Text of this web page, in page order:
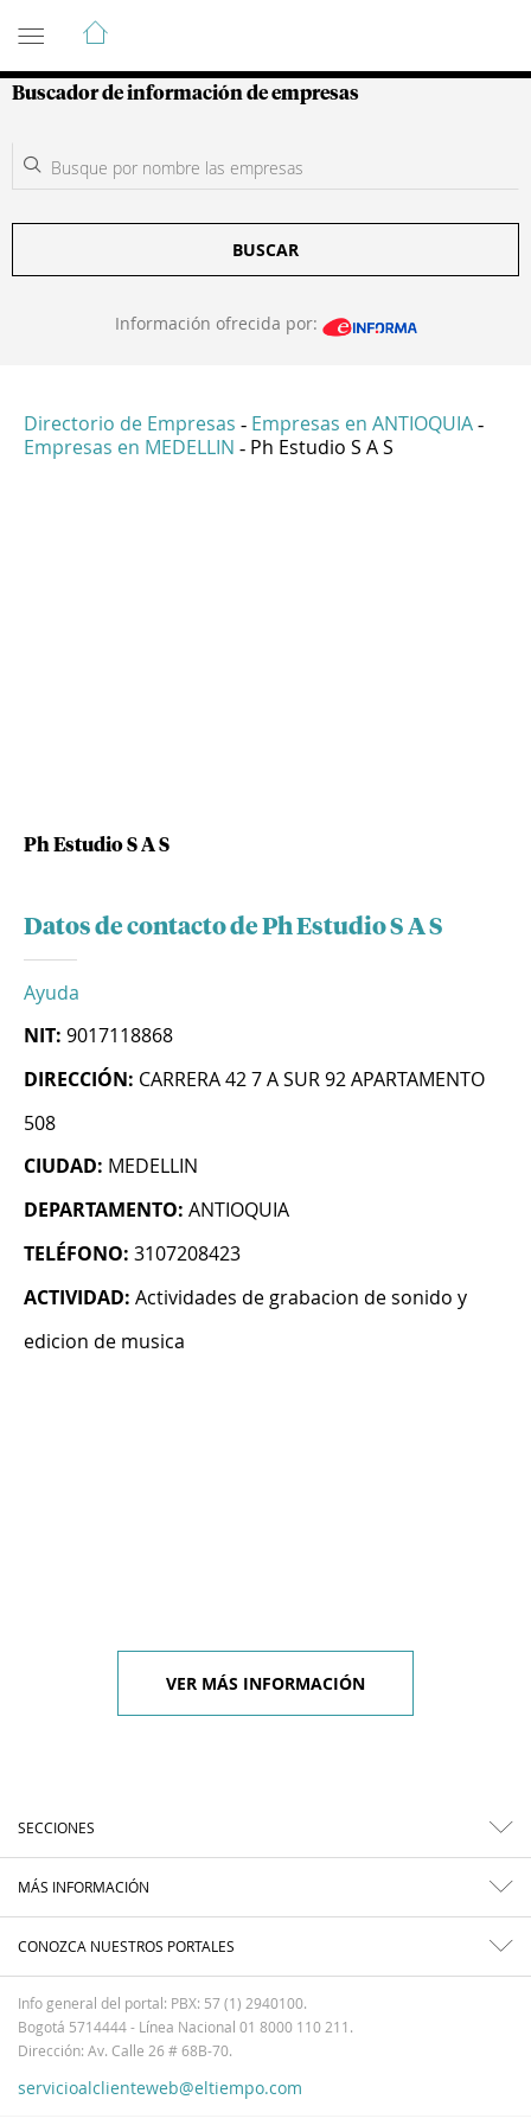
Guía de Empresas Colombianas
Buscador de información de empresas
BUSCAR
Información ofrecida por:
Directorio de Empresas - Empresas en ANTIOQUIA -
Empresas en MEDELLIN - Ph Estudio S A S
Ph Estudio S A S
Datos de contacto de Ph Estudio S A S
Ayuda
NIT: 9017118868
DIRECCIÓN: CARRERA 42 7 A SUR 92 APARTAMENTO
508
CIUDAD: MEDELLIN
DEPARTAMENTO: ANTIOQUIA
TELÉFONO: 3107208423
ACTIVIDAD: Actividades de grabacion de sonido y
edicion de musica
VER MÁS INFORMACIÓN
SECCIONES
MÁS INFORMACIÓN
CONOZCA NUESTROS PORTALES
Info general del portal: PBX: 57 (1) 2940100.
Bogotá 5714444 - Línea Nacional 01 8000 110 211.
Dirección: Av. Calle 26 # 68B-70.
servicioalclienteweb@eltiempo.com